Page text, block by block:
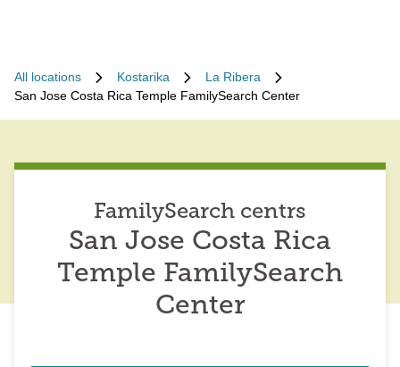
All locations Kostarika
La Ribera
San Jose Costa Rica Temple FamilySearch Center
FamilySearch centrs
San Jose Costa Rica
Temple FamilySearch
Center